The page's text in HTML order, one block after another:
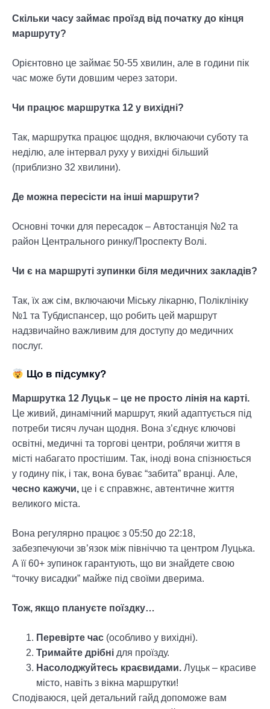
Скільки часу займає проїзд від початку до кінця
маршруту?
Орієнтовно це займає 50-55 хвилин, але в години пік
час може бути довшим через затори.
Чи працює маршрутка 12 у вихідні?
Так, маршрутка працює щодня, включаючи суботу та
неділю, але інтервал руху у вихідні більший
(приблизно 32 хвилини).
Де можна пересісти на інші маршрути?
Основні точки для пересадок – Автостанція №2 та
район Центрального ринку/Проспекту Волі.
Чи є на маршруті зупинки біля медичних закладів?
Так, їх аж сім, включаючи Міську лікарню, Поліклініку
№1 та Тубдиспансер, що робить цей маршрут
надзвичайно важливим для доступу до медичних
послуг.
Що в підсумку?
Маршрутка 12 Луцьк – це не просто лінія на карті.
Це живий, динамічний маршрут, який адаптується під
потреби тисяч лучан щодня. Вона з’єднує ключові
освітні, медичні та торгові центри, роблячи життя в
місті набагато простішим. Так, іноді вона спізнюється
у годину пік, і так, вона буває “забита” вранці. Але,
чесно кажучи, це і є справжнє, автентичне життя
великого міста.
Вона регулярно працює з 05:50 до 22:18,
забезпечуючи зв’язок між північчю та центром Луцька.
А її 60+ зупинок гарантують, що ви знайдете свою
“точку висадки” майже під своїми дверима.
Тож, якщо плануєте поїздку…
Перевірте час (особливо у вихідні).
Тримайте дрібні для проїзду.
Насолоджуйтесь краєвидами. Луцьк – красиве
місто, навіть з вікна маршрутки!
Сподіваюся, цей детальний гайд допоможе вам